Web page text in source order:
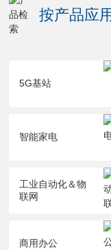
按产品应
5G基站
智能家电
工业自动化＆物
联网
商用办公